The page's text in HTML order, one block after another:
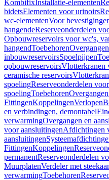
KombifixInstallatie-elementen
bidetsElementen voor urinoirs
wc-elementenVoor
hangendeReserveonderdelen
Opbouwreservoirs voor wc's,
hangendToebehorenOvergangen
inbouwreservoirsSpoelpijpen
opbouwreservoirsVlotterkranen
ceramische reservoirs
spoelingReserveonderdelen
spoelingToebehorenOvergangen
FittingenKoppelingenVerlopen
en verbindingen, demontabel
verwarmingOvergangen en
voor aansluitingenAfdichtingen
aansluitingen
FittingenKoppelingen
permanentReserveonderdelen
MuurplatenVerdeler met
verwarmingToebehoren